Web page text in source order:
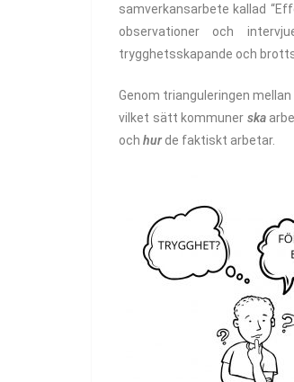
samverkansarbete kallad
observationer och
trygghetsskapande och
Genom trianguleringen
vilket sätt kommuner ska
och hurde faktiskt arbetar.